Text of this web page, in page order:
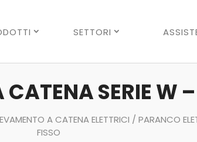
SETTORI
SERIE W
A CATENA ELETTRICI / PARANCO
FISSO